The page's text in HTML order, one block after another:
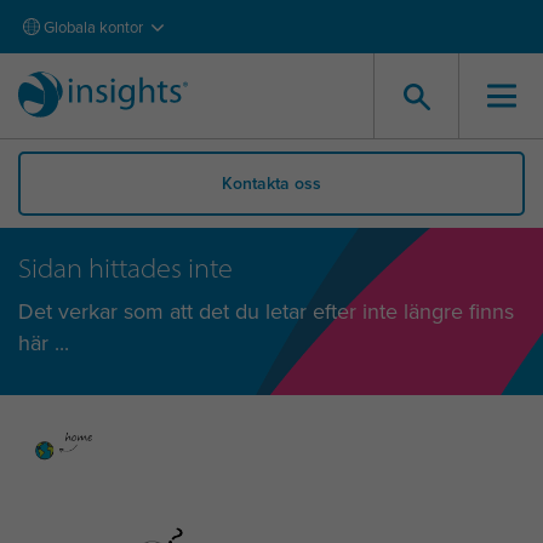
Globala kontor
Kontakta oss
Sidan hittades inte
Det verkar som att det du letar efter inte längre finns
här ...